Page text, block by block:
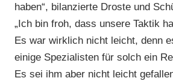
haben“, bilanzierte Droste und
„Ich bin froh, dass unsere Taktik
Es war wirklich nicht leicht, denn
einige Spezialisten für solch ein
Es sei ihm aber nicht leicht